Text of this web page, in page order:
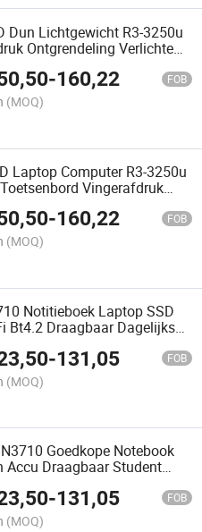
Dun Lichtgewicht R3-3250u
Ontgrendeling Verlichte
Privacy Camera Dubbele
Laptop
-160,22 FOB
(MOQ)
Laptop Computer R3-3250u
Vingerafdruk
Deksel Notebook
-160,22 FOB
(MOQ)
Notitieboek Laptop SSD
Bt4.2 Draagbaar Dagelijks
-131,05 FOB
(MOQ)
Goedkope Notebook
Accu Draagbaar Student
Kantoor Ultra Dun Laptop
-131,05 FOB
(MOQ)